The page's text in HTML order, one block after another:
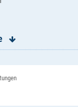
St. Pankratius